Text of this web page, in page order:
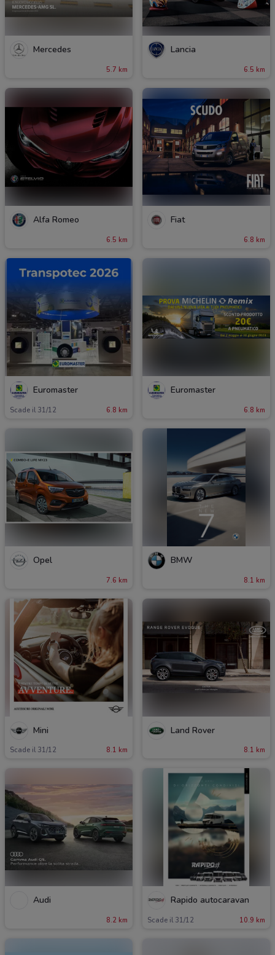
Mercedes
5.7 km
Lancia
6.5 km
Alfa Romeo
6.5 km
Fiat
6.8 km
Euromaster
Scade il 31/12 6.8 km
Euromaster
6.8 km
Opel
7.6 km
BMW
8.1 km
Mini
Scade il 31/12 8.1 km
Land Rover
8.1 km
Audi
8.2 km
Rapido autocaravan
Scade il 31/12 10.9 km